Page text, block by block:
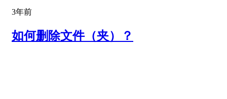
3年前
如何删除文件（夹）？